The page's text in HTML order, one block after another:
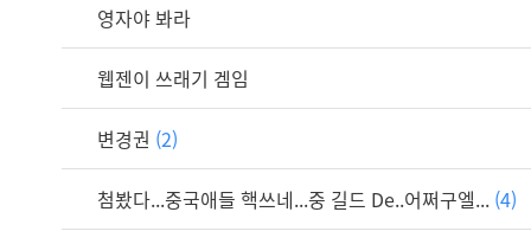
영자야 봐라
웹젠이 쓰래기 겜임
변경권 (2)
첨봤다...중국애들 핵쓰네...중 길드 De..어쩌구엘... (4)